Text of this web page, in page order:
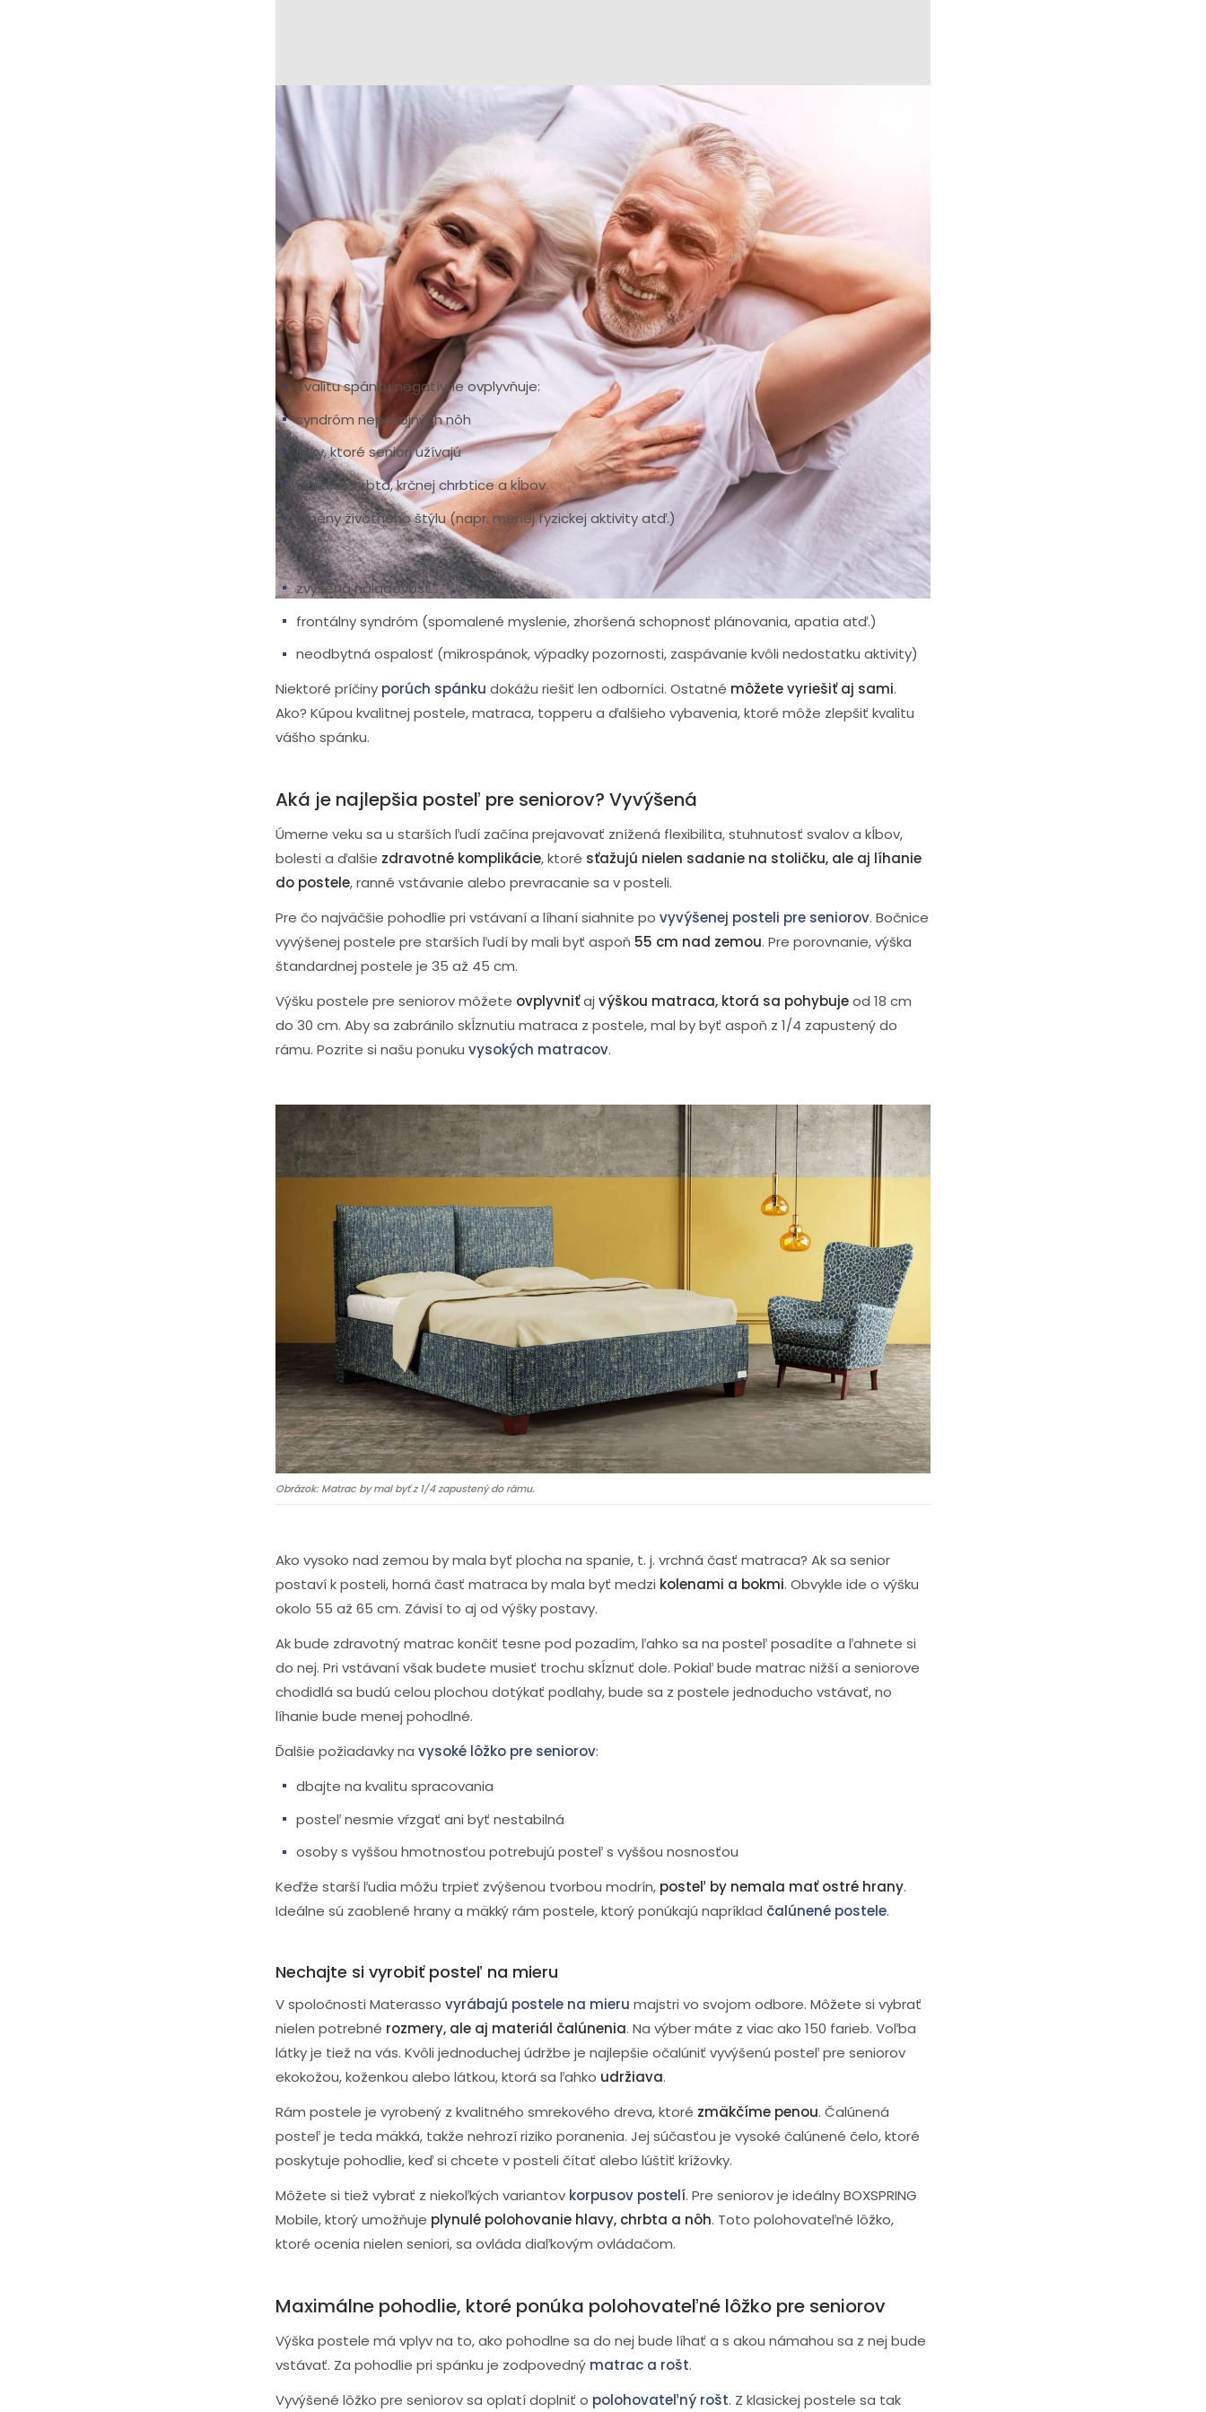
S pribúdajúcim vekom dochádza k prirodzenej zmene spánkového cyklu. Okrem toho sa
môžu pridať rôzne zdravotné komplikácie, ktoré regeneračnému spánku nepridávajú. Aj keď
seniori dodržiavajú pravidlá spánkovej hygieny, je potrebné urobiť ešte niečo navyše. Kvalitu
spánku podporí vyvýšená posteľ, vhodný matrac a zdravotný vankúš.
Kvalitu spánku seniorov ovplyvňuje viacero faktorov
S pribúdajúcim vekom sa menia nielen fyzické vlastnosti, ale aj spánok. Jeho dĺžka je kratšia a
zaspávanie sa presúva na skoršie hodiny. Zároveň saobjavujú poruchy spánku, ktoré súvisia s
dýchaním, rôznymi chorobami, biologickými zmenami atď.
Kvalitu spánku negatívne ovplyvňuje:
syndróm nepokojných nôh
lieky, ktoré seniori užívajú
bolesti chrbta, krčnej chrbtice a kĺbov
zmeny životného štýlu (napr. menej fyzickej aktivity atď.)
Nedostatok kvalitného spánku sa môže prejavovať
rôznymi spôsobmi
. Medzi najčastejšie patria:
zvýšená náladovosť
frontálny syndróm (spomalené myslenie, zhoršená schopnosť plánovania, apatia atď.)
neodbytná ospalosť (mikrospánok, výpadky pozornosti, zaspávanie kvôli nedostatku aktivity)
Niektoré príčiny porúch spánku dokážu riešiť len odborníci. Ostatné môžete vyriešiť aj sami.
Ako? Kúpou kvalitnej postele, matraca, topperu a ďalšieho vybavenia, ktoré môže zlepšiť kvalitu
vášho spánku.
Aká je najlepšia posteľ pre seniorov? Vyvýšená
Úmerne veku sa u starších ľudí začína prejavovať znížená flexibilita, stuhnutosť svalov a kĺbov,
bolesti a ďalšie zdravotné komplikácie, ktoré sťažujú nielen sadanie na stoličku, ale aj líhanie
do postele, ranné vstávanie alebo prevracanie sa v posteli.
Pre čo najväčšie pohodlie pri vstávaní a líhaní siahnite po vyvýšenej posteli pre seniorov. Bočnice
vyvýšenej postele pre starších ľudí by mali byť aspoň 55 cm nad zemou. Pre porovnanie, výška
štandardnej postele je 35 až 45 cm.
Výšku postele pre seniorov môžete ovplyvniťaj výškou matraca, ktorá sa pohybujeod 18 cm
do 30 cm. Aby sa zabránilo skĺznutiu matraca z postele, mal by byť aspoň z 1/4 zapustený do
rámu. Pozrite si našu ponuku vysokých matracov.
Obrázok: Matrac by mal byť z 1/4 zapustený do rámu.
Ako vysoko nad zemou by mala byť plocha na spanie, t. j. vrchná časť matraca? Ak sa senior
postaví k posteli, horná časť matraca by mala byť medzi kolenami a bokmi. Obvykle ide o výšku
okolo 55 až 65 cm. Závisí to aj od výšky postavy.
Ak bude zdravotný matrac končiť tesne pod pozadím, ľahko sa na posteľ posadíte a ľahnete si
do nej. Pri vstávaní však budete musieť trochu skĺznuť dole. Pokiaľ bude matrac nižší a seniorove
chodidlá sa budú celou plochou dotýkať podlahy, bude sa z postele jednoducho vstávať, no
líhanie bude menej pohodlné.
Ďalšie požiadavky na vysoké lôžko pre seniorov:
dbajte na kvalitu spracovania
posteľ nesmie vŕzgať ani byť nestabilná
osoby s vyššou hmotnosťou potrebujú posteľ s vyššou nosnosťou
Keďže starší ľudia môžu trpieť zvýšenou tvorbou modrín, posteľ by nemala mať ostré hrany.
Ideálne sú zaoblené hrany a mäkký rám postele, ktorý ponúkajú napríklad čalúnené postele.
Nechajte si vyrobiť posteľ na mieru
V spoločnosti Materasso vyrábajú postele na mieru majstri vo svojom odbore. Môžete si vybrať
nielen potrebné rozmery, ale aj materiál čalúnenia. Na výber máte z viac ako 150 farieb. Voľba
látky je tiež na vás. Kvôli jednoduchej údržbe je najlepšie očalúniť vyvýšenú posteľ pre seniorov
ekokožou, koženkou alebo látkou, ktorá sa ľahko udržiava.
Rám postele je vyrobený z kvalitného smrekového dreva, ktoré zmäkčíme penou. Čalúnená
posteľ je teda mäkká, takže nehrozí riziko poranenia. Jej súčasťou je vysoké čalúnené čelo, ktoré
poskytuje pohodlie, keď si chcete v posteli čítať alebo lúštiť krížovky.
Môžete si tiež vybrať z niekoľkých variantov korpusov postelí. Pre seniorov je ideálny BOXSPRING
Mobile, ktorý umožňuje plynulé polohovanie hlavy, chrbta a nôh. Toto polohovateľné lôžko,
ktoré ocenia nielen seniori, sa ovláda diaľkovým ovládačom.
Maximálne pohodlie, ktoré ponúka polohovateľné lôžko pre seniorov
Výška postele má vplyv na to, ako pohodlne sa do nej bude líhať a s akou námahou sa z nej bude
vstávať. Za pohodlie pri spánku je zodpovedný matrac a rošt.
Vyvýšené lôžko pre seniorov sa oplatí doplniť o polohovateľný rošt. Z klasickej postele sa tak